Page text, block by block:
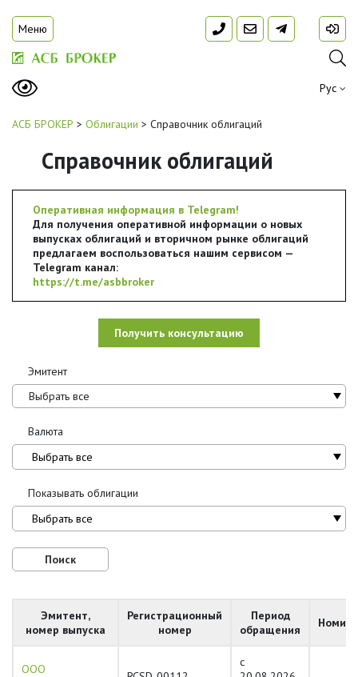
Меню
Рус
АСБ БРОКЕР > Облигации > Справочник облигаций
Справочник облигаций
Оперативная информация в Telegram!
Для получения оперативной информации о новых
выпусках облигаций и вторичном рынке облигаций
предлагаем воспользоваться нашим сервисом —
Telegram канал:
https://t.me/asbbroker
Получить консультацию
Эмитент
Выбрать все
Валюта
Показывать облигации
Эмитент,
номер выпуска
Регистрационный
номер
Период
обращения
ООО
с